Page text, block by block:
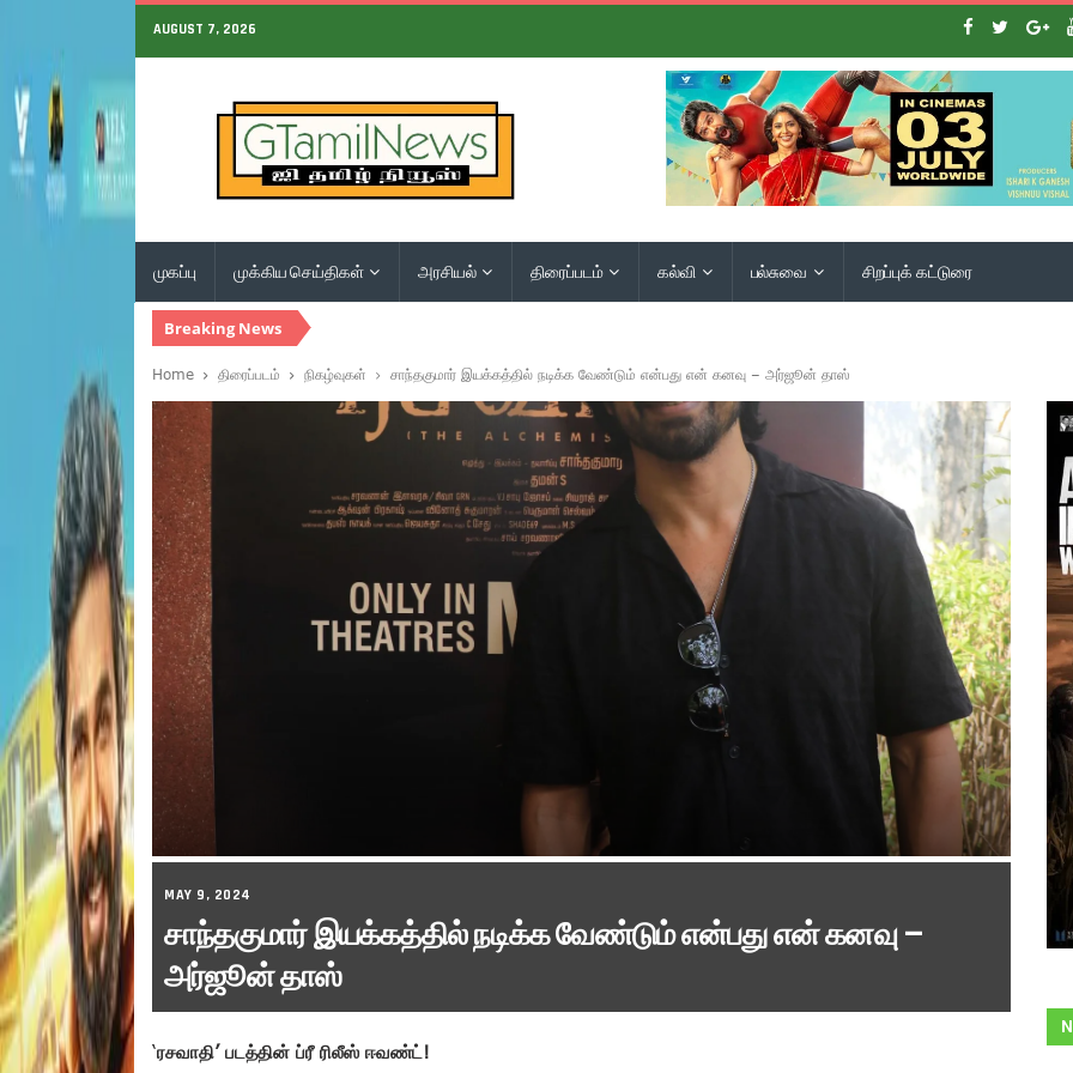
AUGUST 7, 2026
முகப்பு முக்கிய செய்திகள் அரசியல் திரைப்படம் கல்வி பல்சுவை சிறப்புக் கட்டுரை
Breaking News
Home திரைப்படம் நிகழ்வுகள் சாந்தகுமார் இயக்கத்தில் நடிக்க வேண்டும் என்பது என் கனவு – அர்ஜூன் தாஸ்
MAY 9, 2024
சாந்தகுமார் இயக்கத்தில் நடிக்க வேண்டும் என்பது என் கனவு –
அர்ஜூன் தாஸ்
‘ரசவாதி’ படத்தின் ப்ரீ ரிலீஸ் ஈவண்ட்!